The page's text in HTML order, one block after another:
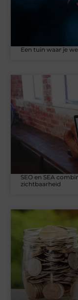
Een tuin waar je
SEO en SEA
zichtbaarheid